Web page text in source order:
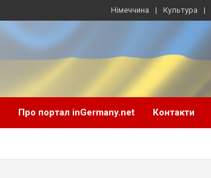
Німеччина Культура
Про портал inGermany.net Контакти